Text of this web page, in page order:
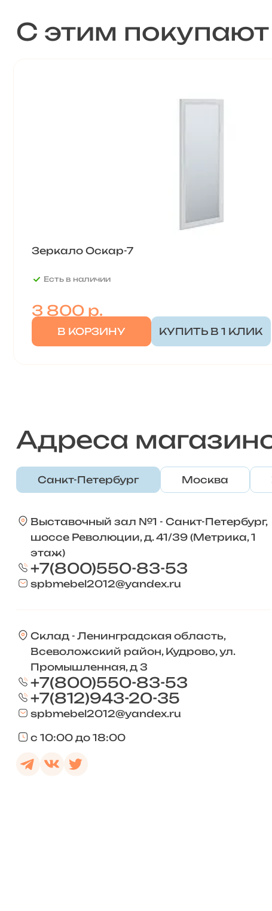
С этим покупают
Зеркало Оскар-7
Есть в наличии
3 800р.
В КОРЗИНУ КУПИТЬ В 1 КЛИК
Адреса
Санкт-Петербург Москва
Выставочный зал №1 - Санкт-Петербург,
шоссе Революции, д. 41/39 (Метрика, 1
этаж)
+7(800)550-83-53
spbmebel2012@yandex.ru
Склад - Ленинградская область,
Всеволожский район, Кудрово, ул.
Промышленная, д 3
+7(800)550-83-53
+7(812)943-20-35
spbmebel2012@yandex.ru
с 10:00 до 18:00